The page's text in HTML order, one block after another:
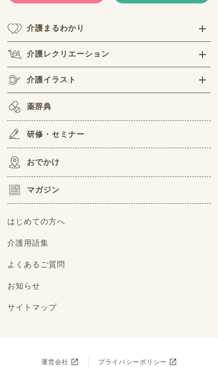
介護まるわかり
介護レクリエーション
介護イラスト
薬辞典
研修・セミナー
おでかけ
マガジン
はじめての方へ
介護用語集
よくあるご質問
お知らせ
サイトマップ
運営会社 プライバシーポリシー